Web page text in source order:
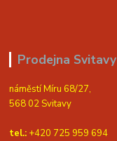
Prodejna Svitavy
náměstí Míru 68/27,
568 02 Svitavy
tel.: +420 725 959 694